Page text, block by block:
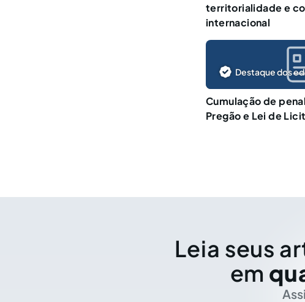
territorialidade e
internacional
Destaque dos
Cumulação de
Pregão e Lei de
Leia seus
em